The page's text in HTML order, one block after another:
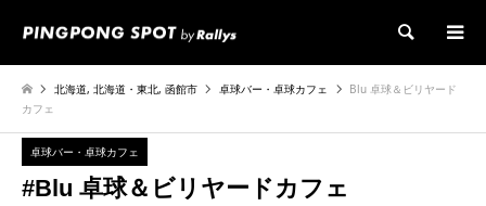
検索
北海道,北海道・東北,函館市 卓球バー・卓球カフェ
Blu 卓球＆ビリヤード
カフェ
卓球バー・卓球カフェ
#Blu 卓球＆ビリヤードカフェ